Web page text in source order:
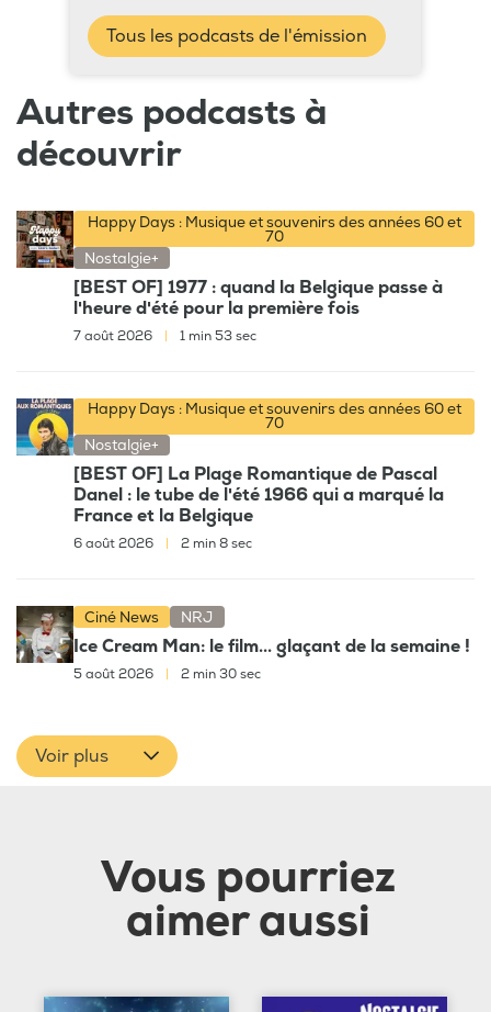
Tous les podcasts de l'émission
Autres podcasts à
découvrir
Happy Days : Musique et souvenirs des années 60 et
70
Nostalgie+
[BEST OF] 1977 : quand la Belgique passe à
l'heure d'été pour la première fois
7 août 2026 1 min 53 sec
Happy Days : Musique et souvenirs des années 60 et
70
Nostalgie+
[BEST OF] La Plage Romantique de Pascal
Danel : le tube de l'été 1966 qui a marqué la
France et la Belgique
6 août 2026 2 min 8 sec
Ciné News NRJ
Ice Cream Man: le film... glaçant de la semaine !
5 août 2026 2 min 30 sec
Voir plus
Vous pourriez
aimer aussi